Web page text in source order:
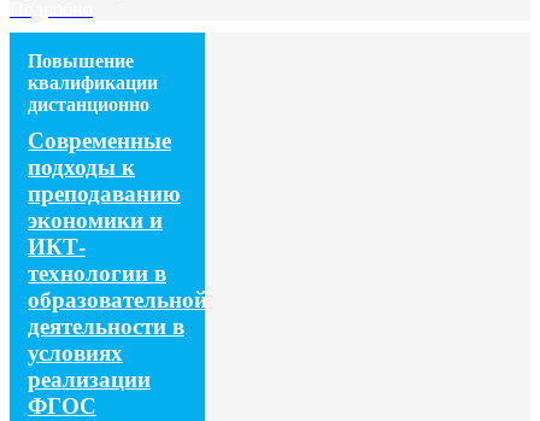
Повышение
квалификации
дистанционно
Современные
подходы к
преподаванию
экономики и
ИКТ-
технологии в
образовательной
деятельности в
условиях
реализации
ФГОС